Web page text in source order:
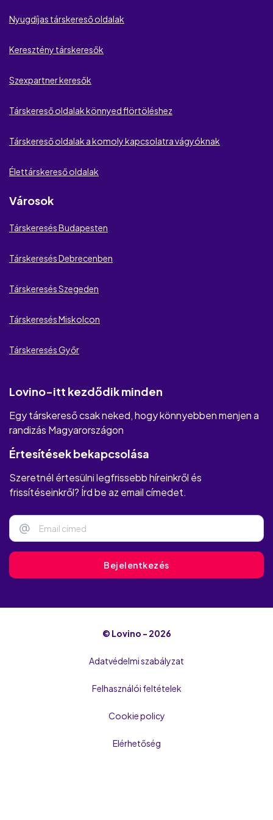
Housewife Wanted
MilfKereső
Singles 50
WantMatures
Szexrandi.hu
Nyugdíjas társkereső oldalak
Keresztény társkeresők
Szexpartner keresők
Társkereső oldalak könnyed flörtöléshez
Társkereső oldalak a komoly kapcsolatra vágyóknak
Élettárskereső oldalak
Városok
Társkeresés Budapesten
Társkeresés Debrecenben
Társkeresés Szegeden
Társkeresés Miskolcon
Társkeresés Győr
Lovino-itt kezdődik minden
Egy társkereső csak neked, hogy könnyebben menjen a
randizás Magyarországon
Értesítések bekapcsolása
Szeretnél értesülni legfrissebb híreinkről és
frissítéseinkről? Írd be az email címedet.
@
Bejelentkezés
© Lovino - 2026
Adatvédelmi szabályzat
Felhasználói feltételek
Cookie policy
Elérhetőség